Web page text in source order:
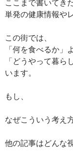
ここまで書いてき
単発の健康情報や
この街では、
「何を食べるか」
「どうやって暮ら
います。
もし、
なぜこういう考え
他の記事はどんな